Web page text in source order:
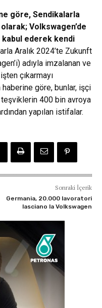
göre, Sendikalarla
Volkswagen’de
kabul ederek kendi
Aralık 2024’te Zukunft
adıyla imzalanan ve
çıkarmayı
göre, bunlar, işçi
teşviklerin 400 bin avroya
yapılan istifalar.
Sonraki İçerik
Germania, 20.000 lavoratori
lasciano la Volkswagen